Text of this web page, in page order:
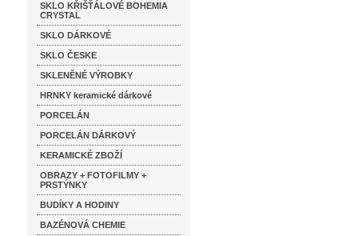
SKLO KŘIŠŤÁLOVÉ BOHEMIA
CRYSTAL
SKLO DÁRKOVÉ
SKLO ČESKE
SKLENĚNÉ VÝROBKY
HRNKY keramické dárkové
PORCELÁN
PORCELÁN DÁRKOVÝ
KERAMICKÉ ZBOŽÍ
OBRAZY + FOTOFILMY +
PRSTÝNKY
BUDÍKY A HODINY
BAZÉNOVÁ CHEMIE